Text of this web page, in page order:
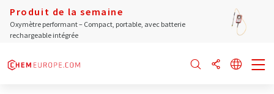
Produit de la semaine
Oxymètre performant – Compact, portable, avec batterie
rechargeable intégrée